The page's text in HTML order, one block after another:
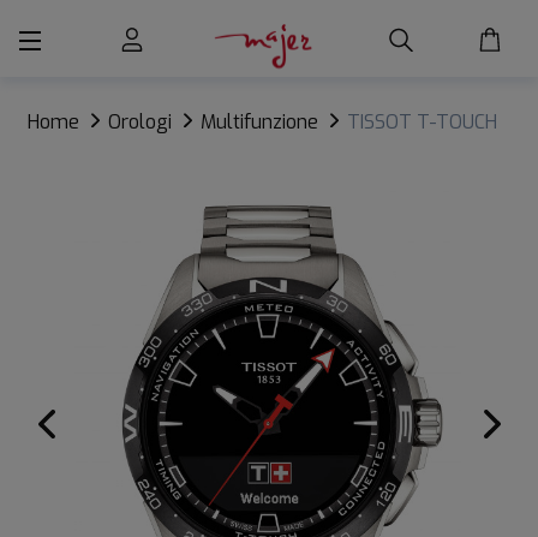
Home Orologi Multifunzione
TISSOT T-TOUCH